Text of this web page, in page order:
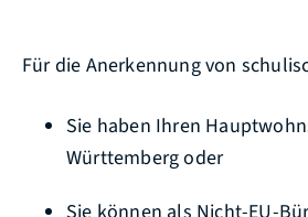
Für die Anerkennung von
Sie haben Ihren
Württemberg oder